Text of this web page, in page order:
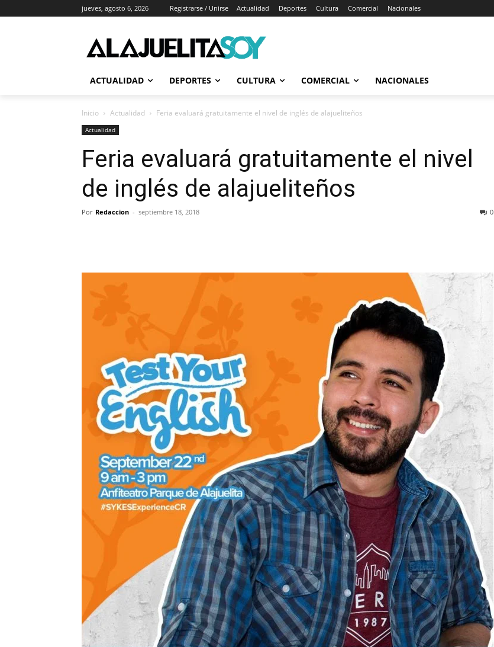
jueves, agosto 6, 2026 Registrarse / Unirse Actualidad Deportes Cultura Comercial Nacionales
ACTUALIDAD DEPORTES CULTURA COMERCIAL NACIONALES
Inicio Actualidad Feria evaluará gratuitamente el nivel de inglés de alajueliteños
Actualidad
Feria evaluará gratuitamente el nivel
de inglés de alajueliteños
Por Redaccion - septiembre 18, 2018 0